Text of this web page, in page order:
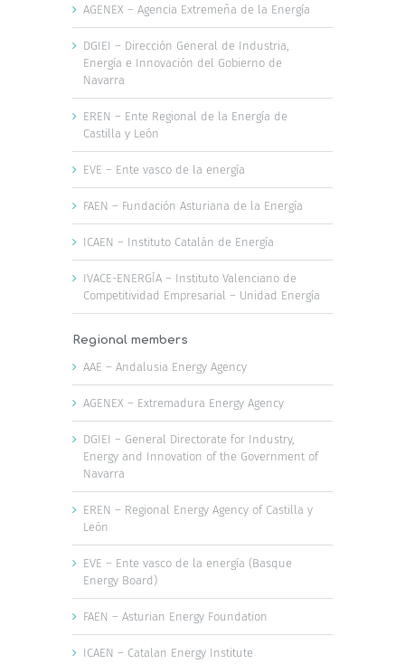
AGENEX – Agencia Extremeña de la Energía
DGIEI – Dirección General de Industria,
Energía e Innovación del Gobierno de
Navarra
EREN – Ente Regional de la Energía de
Castilla y León
EVE – Ente vasco de la energía
FAEN – Fundación Asturiana de la Energía
ICAEN – Instituto Catalán de Energía
IVACE-ENERGÍA – Instituto Valenciano de
Competitividad Empresarial – Unidad Energía
Regional members
AAE – Andalusia Energy Agency
AGENEX – Extremadura Energy Agency
DGIEI – General Directorate for Industry,
Energy and Innovation of the Government of
Navarra
EREN – Regional Energy Agency of Castilla y
León
EVE – Ente vasco de la energía (Basque
Energy Board)
FAEN – Asturian Energy Foundation
ICAEN – Catalan Energy Institute